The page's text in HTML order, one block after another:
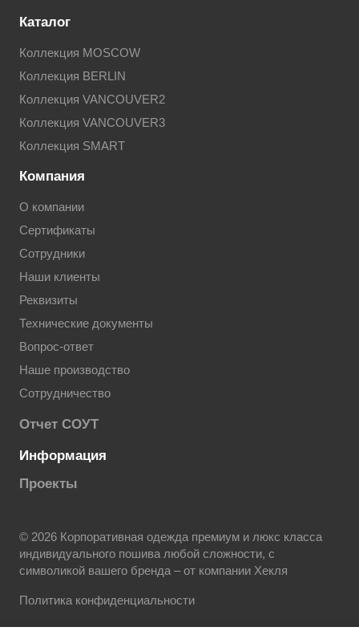
Каталог
Коллекция MOSCOW
Коллекция BERLIN
Коллекция VANCOUVER2
Коллекция VANCOUVER3
Коллекция SMART
Компания
О компании
Сертификаты
Сотрудники
Наши клиенты
Реквизиты
Технические документы
Вопрос-ответ
Наше производство
Сотрудничество
Отчет СОУТ
Информация
Проекты
© 2026 Корпоративная одежда премиум и люкс класса
индивидуального пошива любой сложности, с
символикой вашего бренда – от компании Хекля
Политика конфиденциальности